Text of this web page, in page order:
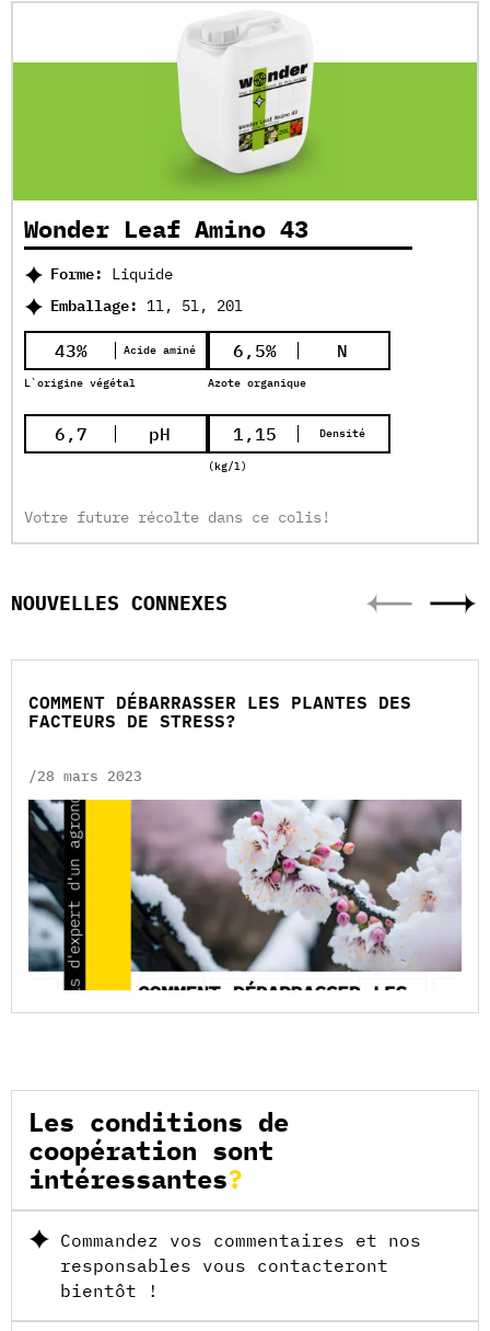
Wonder Leaf Amino 43
Forme:
Liquide
Emballage:
1l, 5l, 20l
43% Acide aminé
L`origine végétal
6,5% N
Azote organique
6,7 pH 1,15 Densité
(kg/l)
Votre future récolte dans ce colis!
NOUVELLES CONNEXES
COMMENT DÉBARRASSER LES PLANTES DES
FACTEURS DE STRESS?
/28 mars 2023
Les conditions de
coopération sont
intéressantes
Commandez vos commentaires et nos
responsables vous contacteront
bientôt !